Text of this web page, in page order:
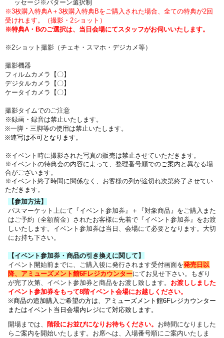
ッセージ※パターン選択制
※3枚購入特典A＋3枚購入特典Bをご購入された場合、全ての特典が2回
受けれます。（撮影・2ショット）
※特典A・Bのご選択は、当日会場にてスタッフがお伺いいたします。
※2ショット撮影（チェキ・スマホ・デジカメ等）
撮影機器
フィルムカメラ【〇】
デジタルカメラ【〇】
ケータイカメラ【〇】
撮影タイムでのご注意
※録画・録音は禁止いたします。
※一脚・三脚等の使用は禁止いたします。
※連写は不可となります。
※イベント時に撮影された写真の販売は禁止させていただきます。
※イベントの特典会の内容によって、整理番号順でのご案内と異なる場
合がございます。
※イベント終了時間に関係なく、お客様の列が途切れ次第終了させてい
ただきます。
【参加方法】
パスマーケット上にて『イベント参加券』＋『対象商品』をご購入また
はご予約（全額前金）されたお客様に先着で『イベント参加券』をお渡
しいたします。イベント参加券は当日、会場にて必要となります。大切
にお持ち下さい。
【イベント参加券・商品の引き換えに関して】
イベント開始前までに、ご購入後に発行されます受付画面を発売日以
降、アミューズメント館6Fレジカウンターにてお見せ下さい。もぎり
が完了次第、イベント参加券と商品をお渡し致します。 お渡ししました
イベント参加券をもって8階イベント会場にお越しください。
※商品の追加購入ご希望の方は、 アミューズメント館6Fレジカウンター
またはイベント当日会場内レジにて対応致します。
開場までは、
階段にお並びになりお待ちください。 お時間になりました
らご案内を開始いたします。お席へは、入場番号順にご案内いたしま